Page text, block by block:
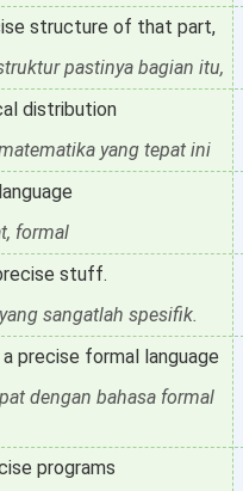
structure of that part,
pastinya bagian itu,
distribution
yang tepat ini
formal
stuff.
sangatlah spesifik.
precise formal language
dengan bahasa formal
programs